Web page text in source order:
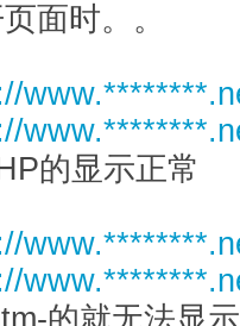
面时。。
的显示正常
的就无法显示